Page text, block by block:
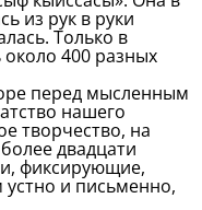
из рук в руки
Только в
около 400 разных
перед мысленным
нашего
творчество, на
двадцати
фиксирующие,
и письменно,